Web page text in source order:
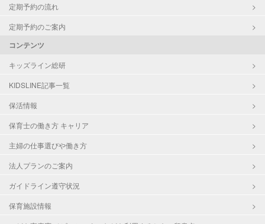
定期予約の流れ
定期予約のご案内
コンテンツ
キッズライン総研
KIDSLINE記事一覧
保活情報
保育士の働き方 キャリア
主婦の仕事選びや働き方
法人プランのご案内
ガイドライン遵守状況
保育施設情報